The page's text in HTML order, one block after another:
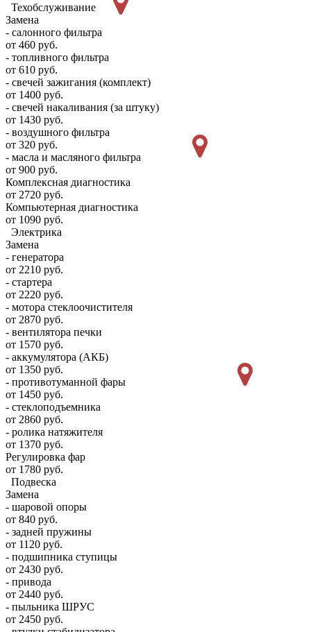
Техобслуживание
Замена
- салонного фильтра
от 460 руб.
- топливного фильтра
от 610 руб.
- свечей зажигания (комплект)
от 1400 руб.
- свечей накаливания (за штуку)
от 1430 руб.
- воздушного фильтра
от 320 руб.
- масла и масляного фильтра
от 900 руб.
Комплексная диагностика
от 2720 руб.
Компьютерная диагностика
от 1090 руб.
Электрика
Замена
- генератора
от 2210 руб.
- стартера
от 2220 руб.
- мотора стеклоочистителя
от 2870 руб.
- вентилятора печки
от 1570 руб.
- аккумулятора (АКБ)
от 1350 руб.
- противотуманной фары
от 1450 руб.
- стеклоподъемника
от 2860 руб.
- ролика натяжителя
от 1370 руб.
Регулировка фар
от 1780 руб.
Подвеска
Замена
- шаровой опоры
от 840 руб.
- задней пружины
от 1120 руб.
- подшипника ступицы
от 2430 руб.
- привода
от 2440 руб.
- пыльника ШРУС
от 2450 руб.